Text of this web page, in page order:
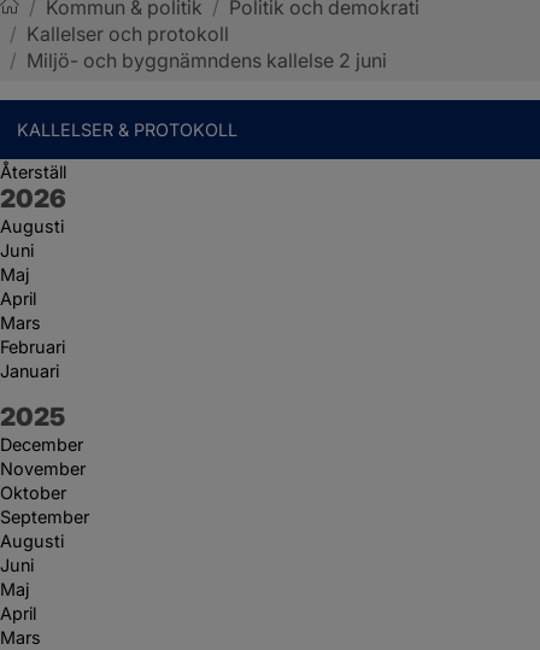
Sotenäs kommun
/ Kommun & politik / Politik och demokrati
/ Kallelser och protokoll
/ Miljö- och byggnämndens kallelse 2 juni
KALLELSER & PROTOKOLL
Återställ
År:
2026
Augusti
Juni
Maj
April
Mars
Februari
Januari
År:
2025
December
November
Oktober
September
Augusti
Juni
Maj
April
Mars